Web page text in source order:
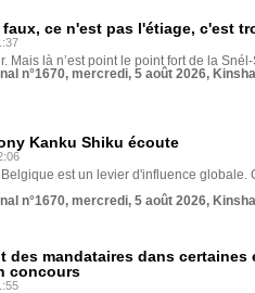
faux, ce n'est pas l'étiage, c'est
Mais là n’est point le point fort de la
n°1670, mercredi, 5 août 2026,
Kanku Shiku écoute
est un levier d'influence globale.
n°1670, mercredi, 5 août 2026,
des mandataires dans
concours